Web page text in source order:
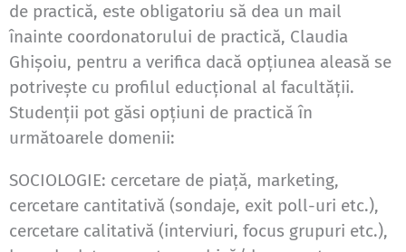
de practică, este obligatoriu să dea un mail
înainte coordonatorului de practică, Claudia
Ghișoiu, pentru a verifica dacă opțiunea aleasă se
potrivește cu profilul educțional al facultății.
Studenţii pot găsi opţiuni de practică în
următoarele domenii:
SOCIOLOGIE: cercetare de piaţă, marketing,
cercetare cantitativă (sondaje, exit poll-uri etc.),
cercetare calitativă (interviuri, focus grupuri etc.),